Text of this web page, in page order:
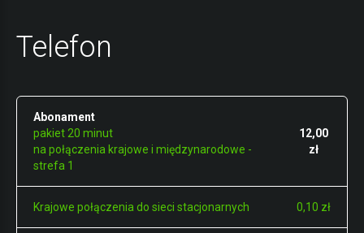
Telefon
Abonament
pakiet 20 minut
na połączenia krajowe i międzynarodowe -
strefa 1
12,00
zł
Krajowe połączenia do sieci stacjonarnych 0,10 zł